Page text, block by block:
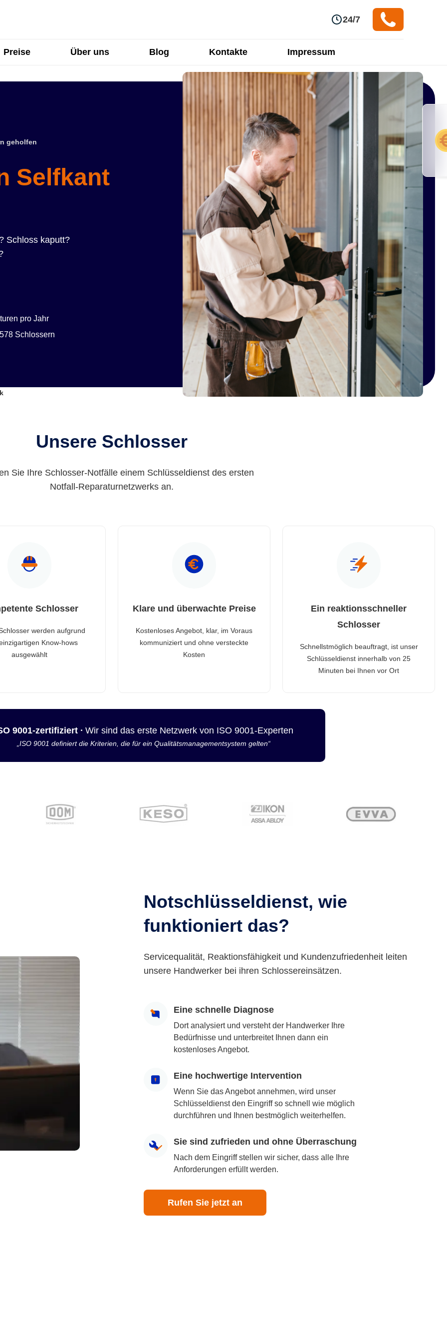
24/7
Preise Über uns Blog Kontakte Impressum
geholfen
Selfkant
Schloss kaputt?
pro Jahr
Schlossern
Unsere Schlosser
Sie Ihre Schlosser-Notfälle einem Schlüsseldienst des ersten
Notfall-Reparaturnetzwerks an.
Schlosser
werden aufgrund
Know-hows
ausgewählt
Klare und überwachte Preise
Kostenloses Angebot, klar, im Voraus
kommuniziert und ohne versteckte
Kosten
Ein reaktionsschneller
Schlosser
Schnellstmöglich beauftragt, ist unser
Schlüsseldienst innerhalb von 25
Minuten bei Ihnen vor Ort
9001-zertifiziert · Wir sind das erste Netzwerk von ISO 9001-Experten
„ISO 9001 definiert die Kriterien, die für ein Qualitätsmanagementsystem gelten“
Notschlüsseldienst, wie
funktioniert das?
Servicequalität, Reaktionsfähigkeit und Kundenzufriedenheit leiten
unsere Handwerker bei ihren Schlossereinsätzen.
Eine schnelle Diagnose
Dort analysiert und versteht der Handwerker Ihre
Bedürfnisse und unterbreitet Ihnen dann ein
kostenloses Angebot.
Eine hochwertige Intervention
Wenn Sie das Angebot annehmen, wird unser
Schlüsseldienst den Eingriff so schnell wie möglich
durchführen und Ihnen bestmöglich weiterhelfen.
Sie sind zufrieden und ohne Überraschung
Nach dem Eingriff stellen wir sicher, dass alle Ihre
Anforderungen erfüllt werden.
Rufen Sie jetzt an